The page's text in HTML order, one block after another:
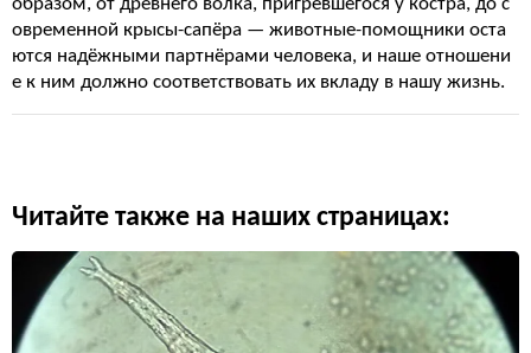
образом, от древнего волка, пригревшегося у костра, до с
овременной крысы-сапёра — животные-помощники оста
ются надёжными партнёрами человека, и наше отношени
е к ним должно соответствовать их вкладу в нашу жизнь.
Читайте также на наших страницах: